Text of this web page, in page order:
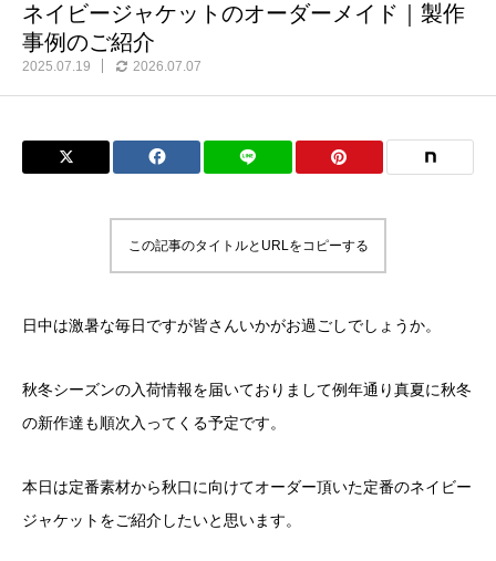
ネイビージャケットのオーダーメイド｜製作
事例のご紹介
2025.07.19 2026.07.07
この記事のタイトルとURLをコピーする
日中は激暑な毎日ですが皆さんいかがお過ごしでしょうか。
秋冬シーズンの入荷情報を届いておりまして例年通り真夏に秋冬
の新作達も順次入ってくる予定です。
本日は定番素材から秋口に向けてオーダー頂いた定番のネイビー
ジャケットをご紹介したいと思います。